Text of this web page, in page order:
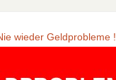
wieder Geldprobleme !